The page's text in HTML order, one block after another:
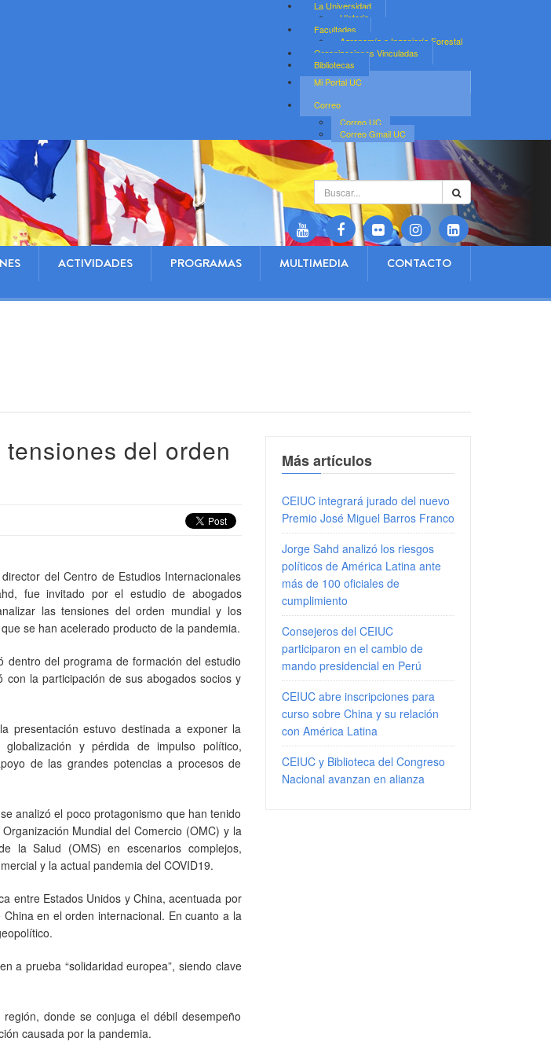
La Universidad
Historia
Facultades
Agronomía e Ingeniería Forestal
Organizaciones Vinculadas
Bibliotecas
Mi Portal UC
Correo
Correo UC
Correo Gmail UC
Buscar...
ACTIVIDADES PROGRAMAS MULTIMEDIA CONTACTO
del orden
del Centro de Estudios Internacionales
fue invitado por el estudio de abogados
las tensiones del orden mundial y los
se han acelerado producto de la pandemia.
dentro del programa de formación del estudio
con la participación de sus abogados socios y
presentación estuvo destinada a exponer la
y pérdida de impulso político,
de las grandes potencias a procesos de
analizó el poco protagonismo que han tenido
Mundial del Comercio (OMC) y la
la Salud (OMS) en escenarios complejos,
y la actual pandemia del COVID19.
entre Estados Unidos y China, acentuada por
en el orden internacional. En cuanto a la
a prueba “solidaridad europea”, siendo clave
donde se conjuga el débil desempeño
causada por la pandemia.
Más artículos
CEIUC integrará jurado del nuevo
Premio José Miguel Barros Franco
Jorge Sahd analizó los riesgos
políticos de América Latina ante
más de 100 oficiales de
cumplimiento
Consejeros del CEIUC
participaron en el cambio de
mando presidencial en Perú
CEIUC abre inscripciones para
curso sobre China y su relación
con América Latina
CEIUC y Biblioteca del Congreso
Nacional avanzan en alianza